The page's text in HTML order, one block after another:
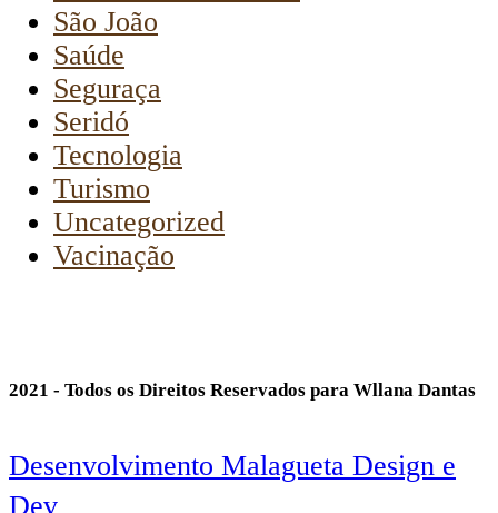
São João
Saúde
Seguraça
Seridó
Tecnologia
Turismo
Uncategorized
Vacinação
2021 - Todos os Direitos Reservados para Wllana Dantas
Desenvolvimento Malagueta Design e
Dev